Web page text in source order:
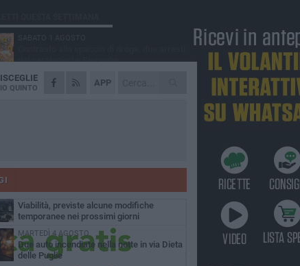
APP
QUINTO
dei carabinieri a Bisceglie
VENERDÌ 31 LUGLIO
Torna l'appuntamento con la Pastasciutta
Dramma alla spiaggia Bi-Marmi: un
VENERDÌ 31 LUGLIO
Viabilità, previste alcune modifiche
temporanee nei prossimi giorni
MARTEDÌ 4 AGOSTO
Due auto incendiate nella notte in via Dieta
delle Puglie